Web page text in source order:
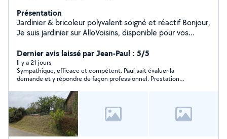
Présentation
Jardinier & bricoleur polyvalent soigné et réactif Bonjour,
Je suis jardinier sur AlloVoisins, disponible pour vos
remise en état, plantations) et petits travaux de
bricolage (pose de tringle, luminaires, démontage, etc.).
Sérieux, bien équipé, travail propre et soigné.
Intervention possible sur Pau et alentours.
Dernier avis laissé par Jean-Paul : 5/5
Il y a 21 jours
Sympathique, efficace et compétent. Paul sait évaluer la
demande et y répondre de façon professionnel. Prestation